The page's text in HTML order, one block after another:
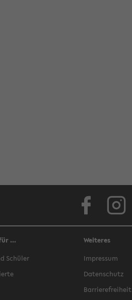
...
Schüler
Weiteres
Impressum
Datenschutz
Barrierefreiheit